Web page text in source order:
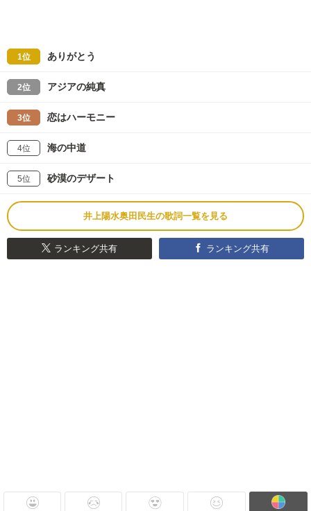
1位 ありがとう
2位 アジアの純真
3位 恋はハーモニー
4位 海の中道
5位 砂漠のデザート
井上陽水奥田民生の歌詞一覧を見る
ランキング共有 ランキング共有